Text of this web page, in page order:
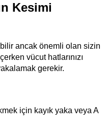
Kesimi
ancak önemli olan sizin
vücut hatlarınızı
gerekir.
için kayık yaka veya A